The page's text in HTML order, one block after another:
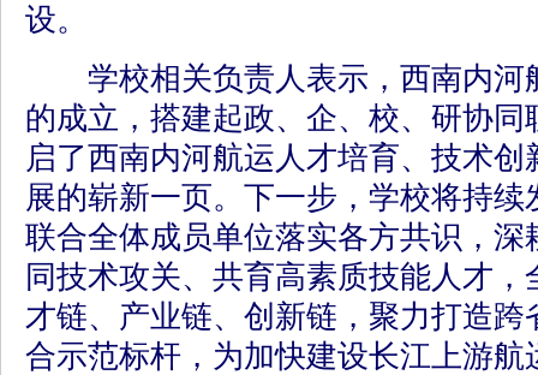
设。
学校相关负责人表示，西南内河
的成立，搭建起政、企、校、研协
启了西南内河航运人才培育、技术
展的崭新一页。下一步，学校将持
联合全体成员单位落实各方共识，深
同技术攻关、共育高素质技能人才
才链、产业链、创新链，聚力打造跨
合示范标杆，为加快建设长江上游航